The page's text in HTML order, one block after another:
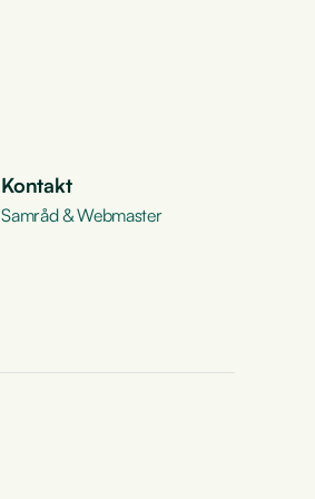
Kontakt
Samråd & Webmaster